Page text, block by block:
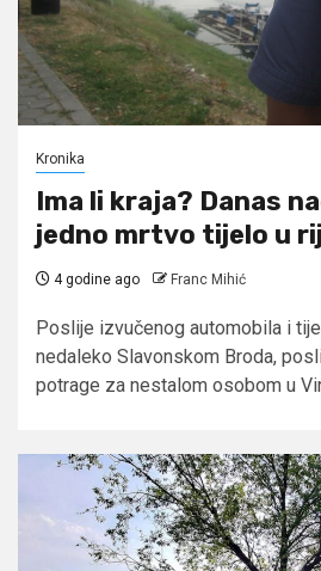
Kronika
Ima li kraja? Danas
jedno mrtvo tijelo u
4 godine ago Franc Mihić
Poslije izvučenog automobila i
nedaleko Slavonskom Broda,
potrage za nestalom osobom u